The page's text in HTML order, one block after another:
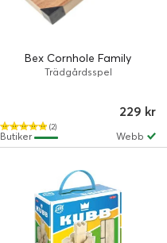
Bex Cornhole Family
Trädgårdsspel
(2)
229 kr
Webb
Butiker